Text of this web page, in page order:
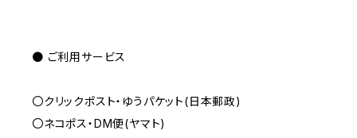
● ご利用サービス
〇クリックポスト・ゆうパケット(日本郵政)
〇ネコポス・DM便(ヤマト)